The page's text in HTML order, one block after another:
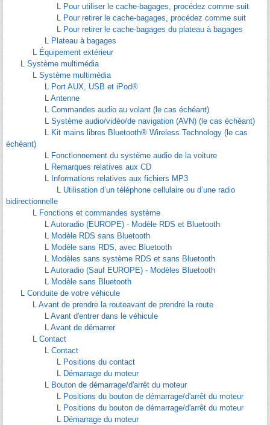
L Pour utiliser le cache-bagages, procédez comme suit
L Pour retirer le cache-bagages, procédez comme suit
L Pour retirer le cache-bagages du plateau à bagages
L Plateau à bagages
L Équipement extérieur
L Système multimédia
L Système multimédia
L Port AUX, USB et iPod®
L Antenne
L Commandes audio au volant (le cas échéant)
L Système audio/vidéo/de navigation (AVN) (le cas échéant)
L Kit mains libres Bluetooth® Wireless Technology (le cas
échéant)
L Fonctionnement du système audio de la voiture
L Remarques relatives aux CD
L Informations relatives aux fichiers MP3
L Utilisation d’un téléphone cellulaire ou d’une radio
bidirectionnelle
L Fonctions et commandes système
L Autoradio (EUROPE) - Modèle RDS et Bluetooth
L Modèle RDS sans Bluetooth
L Modèle sans RDS, avec Bluetooth
L Modèles sans système RDS et sans Bluetooth
L Autoradio (Sauf EUROPE) - Modèles Bluetooth
L Modèle sans Bluetooth
L Conduite de votre véhicule
L Avant de prendre la routeavant de prendre la route
L Avant d'entrer dans le véhicule
L Avant de démarrer
L Contact
L Contact
L Positions du contact
L Démarrage du moteur
L Bouton de démarrage/d'arrêt du moteur
L Positions du bouton de démarrage/d'arrêt du moteur
L Positions du bouton de démarrage/d'arrêt du moteur
L Démarrage du moteur